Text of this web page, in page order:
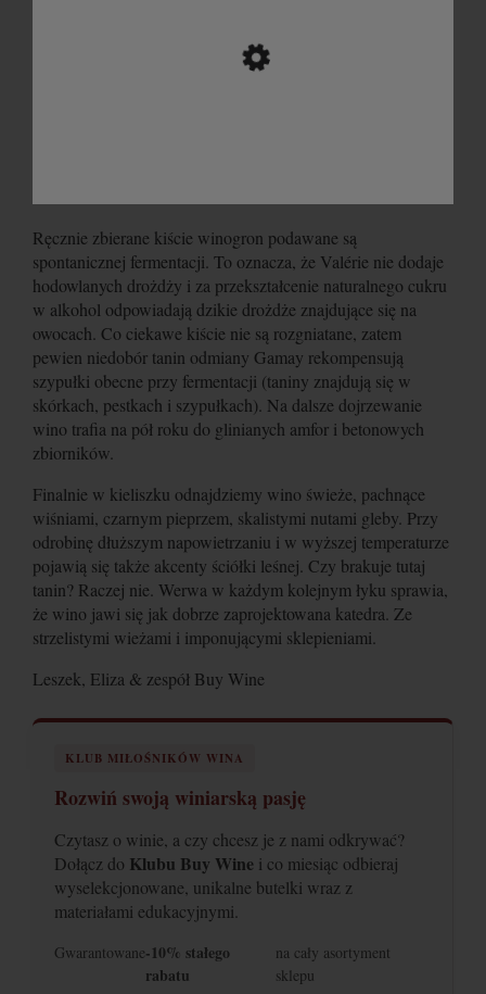
Ręcznie zbierane kiście winogron podawane są
spontanicznej fermentacji. To oznacza, że Valérie nie dodaje
hodowlanych drożdży i za przekształcenie naturalnego cukru
w alkohol odpowiadają dzikie drożdże znajdujące się na
owocach. Co ciekawe kiście nie są rozgniatane, zatem
pewien niedobór tanin odmiany Gamay rekompensują
szypułki obecne przy fermentacji (taniny znajdują się w
skórkach, pestkach i szypułkach). Na dalsze dojrzewanie
wino trafia na pół roku do glinianych amfor i betonowych
zbiorników.
Finalnie w kieliszku odnajdziemy wino świeże, pachnące
wiśniami, czarnym pieprzem, skalistymi nutami gleby. Przy
odrobinę dłuższym napowietrzaniu i w wyższej temperaturze
pojawią się także akcenty ściółki leśnej. Czy brakuje tutaj
tanin? Raczej nie. Werwa w każdym kolejnym łyku sprawia,
że wino jawi się jak dobrze zaprojektowana katedra. Ze
strzelistymi wieżami i imponującymi sklepieniami.
Leszek, Eliza & zespół Buy Wine
KLUB MIŁOŚNIKÓW WINA
Rozwiń swoją winiarską pasję
Czytasz o winie, a czy chcesz je z nami odkrywać?
Dołącz do Klubu Buy Wine i co miesiąc odbieraj
wyselekcjonowane, unikalne butelki wraz z
materiałami edukacyjnymi.
Gwarantowane-10% stałego
rabatu
na cały asortyment
sklepu